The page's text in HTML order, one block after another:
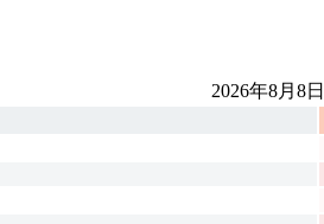
2026年8月8日